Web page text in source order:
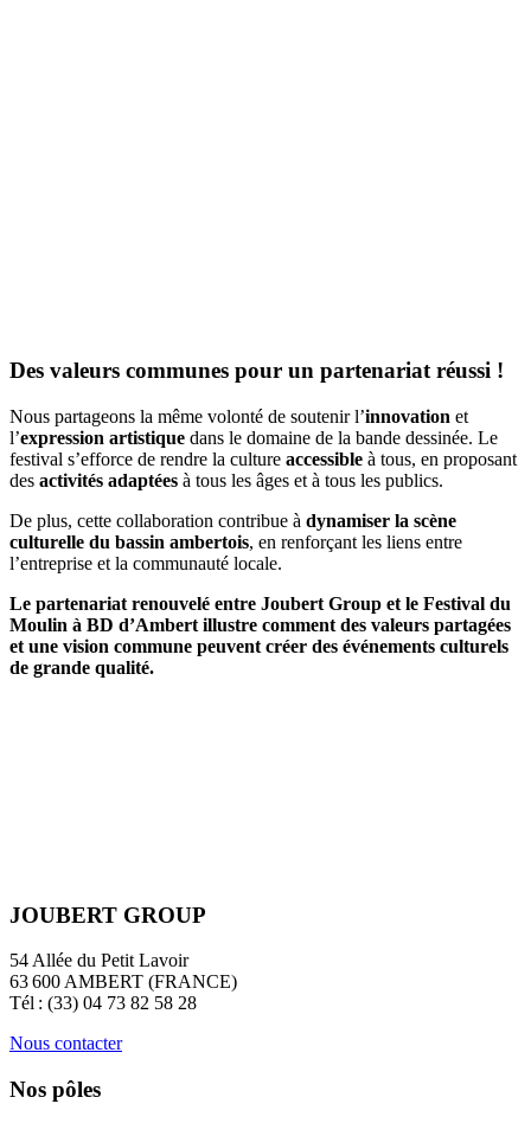
Des valeurs communes pour un partenariat réussi !
Nous partageons la même volonté de soutenir l’innovation et
l’expression artistique dans le domaine de la bande dessinée. Le
festival s’efforce de rendre la culture accessible à tous, en proposant
des activités adaptées à tous les âges et à tous les publics.
De plus, cette collaboration contribue à dynamiser la scène
culturelle du bassin ambertois, en renforçant les liens entre
l’entreprise et la communauté locale.
Le partenariat renouvelé entre Joubert Group et le Festival du
Moulin à BD d’Ambert illustre comment des valeurs partagées
et une vision commune peuvent créer des événements culturels
de grande qualité.
JOUBERT GROUP
54 Allée du Petit Lavoir
63 600 AMBERT (FRANCE)
Tél : (33) 04 73 82 58 28
Nous contacter
Nos pôles